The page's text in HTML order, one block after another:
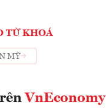
TỪ KHOÁ
MỸ
VnEconomy